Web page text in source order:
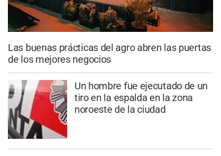
Las buenas prácticas del agro abren las puertas
de los mejores negocios
Un hombre fue ejecutado de un
tiro en la espalda en la zona
noroeste de la ciudad